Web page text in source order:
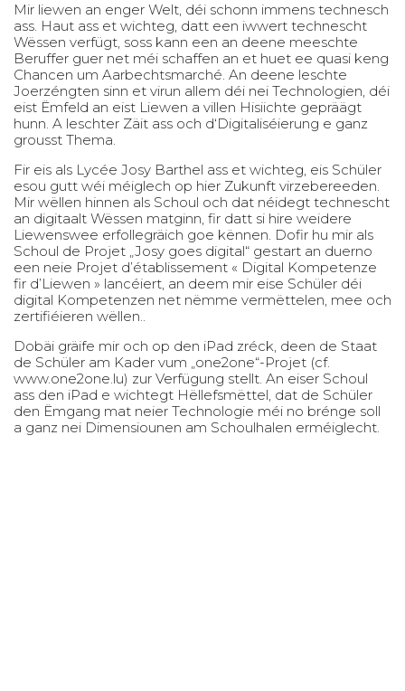
Mir liewen an enger Welt, déi schonn immens technesch
ass. Haut ass et wichteg, datt een iwwert technescht
Wëssen verfügt, soss kann een an deene meeschte
Beruffer guer net méi schaffen an et huet ee quasi keng
Chancen um Aarbechtsmarché. An deene leschte
Joerzéngten sinn et virun allem déi nei Technologien, déi
eist Ëmfeld an eist Liewen a villen Hisiichte gepräägt
hunn. A leschter Zäit ass och d‘Digitaliséierung e ganz
grousst Thema.
Fir eis als Lycée Josy Barthel ass et wichteg, eis Schüler
esou gutt wéi méiglech op hier Zukunft virzebereeden.
Mir wëllen hinnen als Schoul och dat néidegt technescht
an digitaalt Wëssen matginn, fir datt si hire weidere
Liewenswee erfollegräich goe kënnen. Dofir hu mir als
Schoul de Projet „Josy goes digital“ gestart an duerno
een neie Projet d’établissement « Digital Kompetenze
fir d’Liewen » lancéiert, an deem mir eise Schüler déi
digital Kompetenzen net nëmme vermëttelen, mee och
zertifiéieren wëllen..
Dobäi gräife mir och op den iPad zréck, deen de Staat
de Schüler am Kader vum „one2one“-Projet (cf.
www.one2one.lu) zur Verfügung stellt. An eiser Schoul
ass den iPad e wichtegt Hëllefsmëttel, dat de Schüler
den Ëmgang mat neier Technologie méi no brénge soll
a ganz nei Dimensiounen am Schoulhalen erméiglecht.